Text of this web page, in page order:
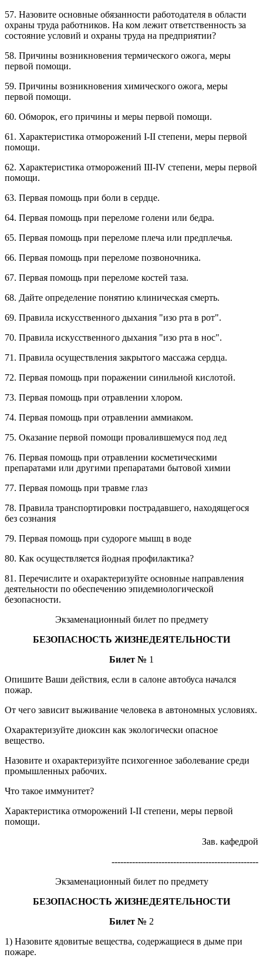
57. Назовите основные обязанности работодателя в области
охраны труда работников. На ком лежит ответственность за
состояние условий и охраны труда на предприятии?
58. Причины возникновения термического ожога, меры
первой помощи.
59. Причины возникновения химического ожога, меры
первой помощи.
60. Обморок, его причины и меры первой помощи.
61. Характеристика отморожений I-II степени, меры первой
помощи.
62. Характеристика отморожений III-IV степени, меры первой
помощи.
63. Первая помощь при боли в сердце.
64. Первая помощь при переломе голени или бедра.
65. Первая помощь при переломе плеча или предплечья.
66. Первая помощь при переломе позвоночника.
67. Первая помощь при переломе костей таза.
68. Дайте определение понятию клиническая смерть.
69. Правила искусственного дыхания "изо рта в рот".
70. Правила искусственного дыхания "изо рта в нос".
71. Правила осуществления закрытого массажа сердца.
72. Первая помощь при поражении синильной кислотой.
73. Первая помощь при отравлении хлором.
74. Первая помощь при отравлении аммиаком.
75. Оказание первой помощи провалившемуся под лед
76. Первая помощь при отравлении косметическими
препаратами или другими препаратами бытовой химии
77. Первая помощь при травме глаз
78. Правила транспортировки пострадавшего, находящегося
без сознания
79. Первая помощь при судороге мышц в воде
80. Как осуществляется йодная профилактика?
81. Перечислите и охарактеризуйте основные направления
деятельности по обеспечению эпидемиологической
безопасности.
Экзаменационный билет по предмету
БЕЗОПАСНОСТЬ ЖИЗНЕДЕЯТЕЛЬНОСТИ
Билет № 1
Опишите Ваши действия, если в салоне автобуса начался
пожар.
От чего зависит выживание человека в автономных условиях.
Охарактеризуйте диоксин как экологически опасное
вещество.
Назовите и охарактеризуйте психогенное заболевание среди
промышленных рабочих.
Что такое иммунитет?
Характеристика отморожений I-II степени, меры первой
помощи.
Зав. кафедрой
--------------------------------------------------
Экзаменационный билет по предмету
БЕЗОПАСНОСТЬ ЖИЗНЕДЕЯТЕЛЬНОСТИ
Билет № 2
1) Назовите ядовитые вещества, содержащиеся в дыме при
пожаре.